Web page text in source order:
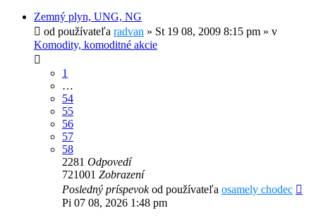
Zemný plyn, UNG, NG
od používateľa radvan » St 19 08, 2009 8:15 pm » v
Komodity, komoditné akcie
1
…
54
55
56
57
58
2281 Odpovedí
721001 Zobrazení
Posledný príspevokod používateľa osamely chodec
Pi 07 08, 2026 1:48 pm